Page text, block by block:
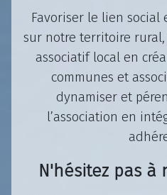
Favoriser le lien
sur notre territoire
associatif local en
communes et
dynamiser et
l’association en
N'hésitez pas à